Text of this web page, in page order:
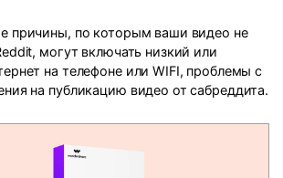
причины, по которым ваши видео не
могут включать низкий или
на телефоне или WIFI, проблемы с
на публикацию видео от сабреддита.